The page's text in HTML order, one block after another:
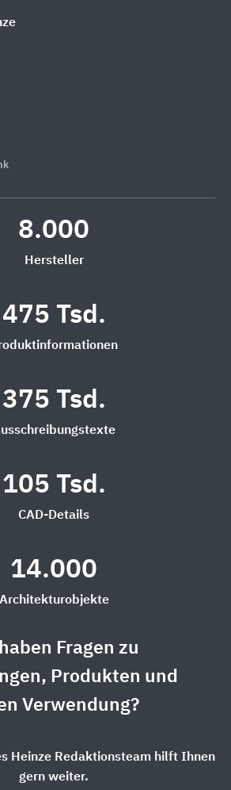
8.000
Hersteller
475 Tsd.
375 Tsd.
105 Tsd.
CAD-Details
14.000
Architekturobjekte
Fragen zu
Produkten und
Verwendung?
Heinze Redaktionsteam hilft Ihnen
gern weiter.